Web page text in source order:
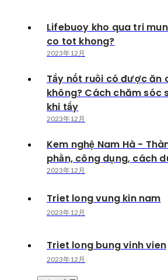
Lifebuoy kho qua tri
co tot khong?
2023年12月
Tẩy nốt ruồi có được ăn
không? Cách chăm sóc
khi tẩy
2023年12月
Kem nghệ Nam Hà -
phần, công dụng, cách
2023年12月
Triet long vung kin nam
2023年12月
Triet long bung vinh vien
2023年12月